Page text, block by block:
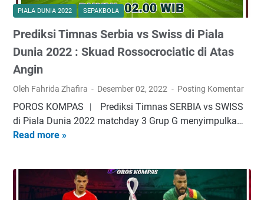
e
a
m
i
S
e
r
v
s
PIALA DUNIA 2022 SEPAKBOLA
Prediksi Timnas Serbia vs Swiss di Piala
Dunia 2022 : Skuad Rossocrociatic di Atas
Angin
Oleh Fahrida Zhafira Desember 02, 2022 Posting Komentar
POROS KOMPAS ︱ Prediksi Timnas SERBIA vs SWISS
di Piala Dunia 2022 matchday 3 Grup G menyimpulka…
Read more »
i